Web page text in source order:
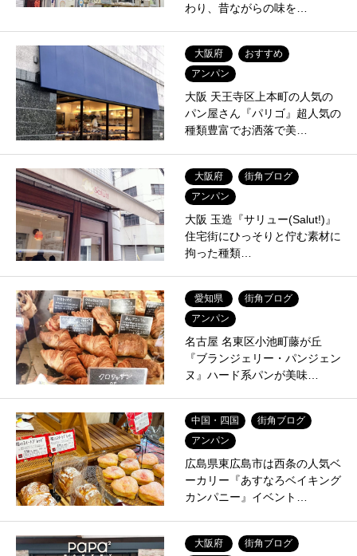
わり、昔ながらの味を…
大阪府
おすすめ
アンパン
大阪 天王寺区上本町の人気の
パン屋さん『パリゴ』超人気の
種類豊富でお洒落で美…
大阪府
街角ブログ
アンパン
大阪 玉造『サリュー(Salut!)』
住宅街にひっそりと佇む素材に
拘った種類…
愛知県
街角ブログ
アンパン
名古屋 名東区小池町藤が丘
『ブランジェリー・パンジェン
ヌ』ハード系パンが美味…
中国・四国
街角ブログ
アンパン
広島県東広島市は西条の人気ベ
ーカリー『あすなろベイキング
カンパニー』イベント…
大阪府
街角ブログ